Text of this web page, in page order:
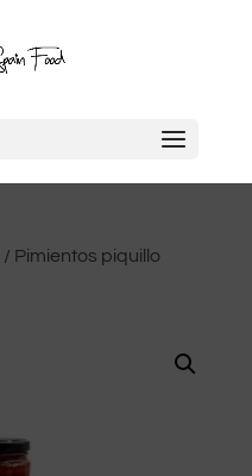
/ Pimientos piquillo